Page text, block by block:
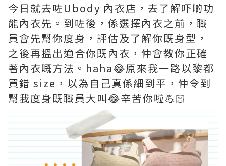
今日就去咗Ubody 內衣店，去了解吓啲功
能內衣先。到咗後，係選擇內衣之前，職
員會先幫你度身，評估及了解你既身型，
之後再搵出適合你既內衣，仲會教你正確
著內衣嘅方法。haha😂原來我一路以黎都
買錯 size，以為自己真係細到平，仲令到
幫我度身既職員大叫😂辛苦你啦💪🏻